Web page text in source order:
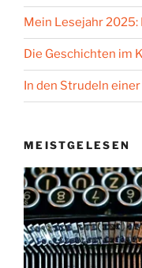
Mein Lesejahr
Die Geschichten im
In den Strudeln
MEISTGELESEN